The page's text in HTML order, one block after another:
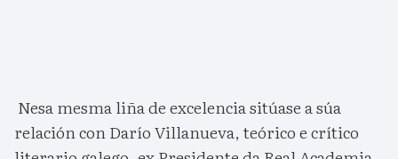
Nesa mesma liña de excelencia sitúase a súa
relación con Darío Villanueva, teórico e crítico